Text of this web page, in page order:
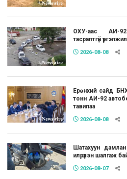
ОХУ-аас АИ-
тасралтгүй
2026-08-08
Ерөнхий сайд
тонн АИ-92
тавилаа
2026-08-08
Шатахуун
илрүүлэн шалгаж
2026-08-07